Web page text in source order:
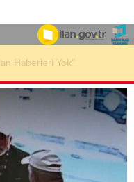
Haberleri Yok”